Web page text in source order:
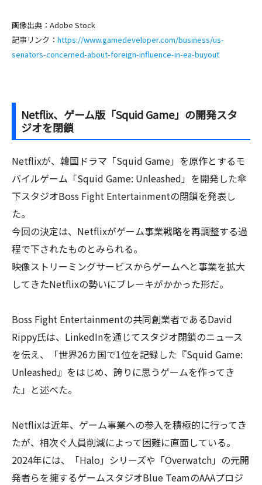
画像出典：Adobe Stock
記事リンク： https://www.gamedeveloper.com/business/us-
senators-concerned-about-foreign-influence-in-ea-buyout
Netflix、ゲーム版「Squid Game」の開発スタ
ジオを閉鎖
Netflixが、韓国ドラマ「Squid Game」を原作とするモ
バイルゲーム「Squid Game: Unleashed」を開発した傘
下スタジオBoss Fight Entertainmentの閉鎖を発表し
た。
今回の決定は、Netflixがゲーム事業戦略を再調整する過
程で下されたものとみられる。
映像ストリーミングサービスからゲームへと事業を拡大
してきたNetflixの勢いにブレーキがかかった形だ。
Boss Fight Entertainmentの共同創業者であるDavid
Rippy氏は、LinkedInを通じてスタジオ閉鎖のニュース
を伝え、「世界26カ国で1位を記録した『Squid Game:
Unleashed』をはじめ、誇りに思うゲームを作ってき
た」と述べた。
Netflixは近年、ゲーム事業への参入を積極的に行ってき
たが、相次ぐ人員削減によって困難に直面している。
2024年には、「Halo」シリーズや「Overwatch」の元開
発者らを擁するゲームスタジオBlue TeamのAAAプロジ